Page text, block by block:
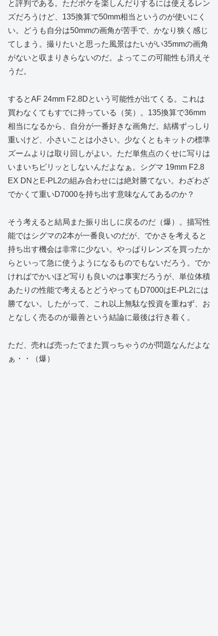
と評判である。ただボケを楽しんだりするには使えるレン
ズだろうけど、135換算で50mm相当というのが使いにく
い。どうも自分は50mmの画角が苦手で、かなり狭く感じ
てしまう。撮りたいと思った風景はたいがい35mmの画角
がないと収まりきらないのだ。よってこの可能性も消えそ
うだ。
するとAF 24mm F2.8Dという可能性が出てくる。これは
買わなくてもすでに持っている（笑）。135換算で36mm
相当になるから、自分が一番好きな画角だ。結構ずっしり
重いけど、小さいことは小さい。少なくともキットの標準
ズームよりは取り回しがよい。ただ単焦点のくせに写りは
いまいちピリッとしないんだよなぁ。シグマ 19mm F2.8
EX DNとE-PL2の組み合わせには絶対勝てない。わざわざ
でかくて重いD7000を持ち出す意味なんてあるのか？
そう考えると結局また振り出しに戻るのだ（爆）。描写性
能ではシグマの2本が一番良いのだが、でかさを考えると
持ち出す機会は非常に少ない。やっぱりレンズを買ったか
らといって急に使うようになるものでもないだろう。でか
ければでかいほど写りも良いのは事実だろうが、単位体積
あたりの性能で考えるとどうやってもD7000はE-PL2には
勝てない。したがって、これ以上無駄な投資を重ねず、お
となしく売るのが最善という結論に最後は行き着く。
ただ、売れば売ったでまた買っちゃうのが問題なんだよな
ぁ・・（爆）